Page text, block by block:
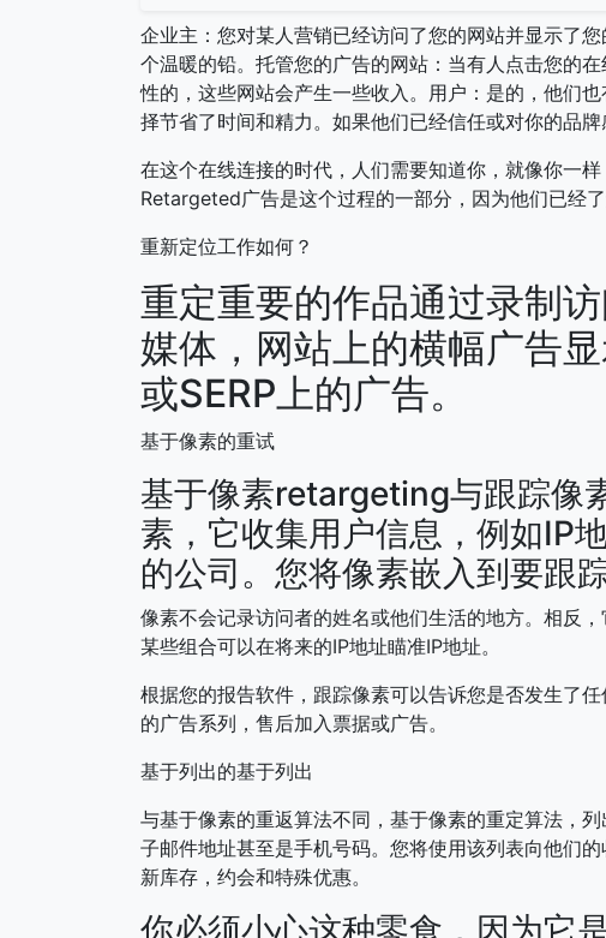
企业主：您对某人营销已经访问了您的网站并显示了
个温暖的铅。托管您的广告的网站：当有人点击您的
性的，这些网站会产生一些收入。用户：是的，他们
择节省了时间和精力。如果他们已经信任或对你的品
在这个在线连接的时代，人们需要知道你，就像你一
Retargeted广告是这个过程的一部分，因为他们已经了
重新定位工作如何？
重定重要的作品通过录制
媒体，网站上的横幅广告
或SERP上的广告。
基于像素的重试
基于像素retargeting与跟踪像
素，它收集用户信息，例如IP
的公司。您将像素嵌入到要跟踪
像素不会记录访问者的姓名或他们生活的地方。相反
某些组合可以在将来的IP地址瞄准IP地址。
根据您的报告软件，跟踪像素可以告诉您是否发生了
的广告系列，售后加入票据或广告。
基于列出的基于列出
与基于像素的重返算法不同，基于像素的重定算法，
子邮件地址甚至是手机号码。您将使用该列表向他们
新库存，约会和特殊优惠。
你必须小心这种零食，因为它